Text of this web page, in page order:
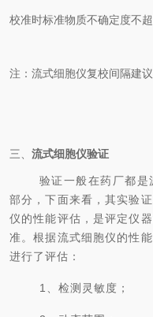
校准时标准物质不确定度不
注：流式细胞仪复校间隔建
三、 流式细胞仪验证
验证一般在药厂都
部分，下面来看，其实验
仪的性能评估，是评定仪
准。根据流式细胞仪的性
进行了评估：
1、检测灵敏度；